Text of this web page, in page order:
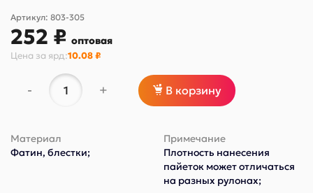
Артикул: 803-305
252 ₽ оптовая
Цена за ярд:10.08 ₽
- + В корзину
Материал
Фатин, блестки;
Примечание
Плотность нанесения
пайеток может отличаться
на разных рулонах;